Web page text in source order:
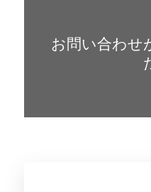
お問い合わせ